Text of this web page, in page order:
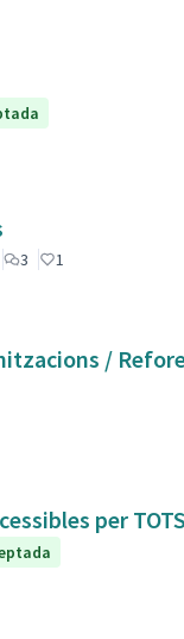
3 1
per